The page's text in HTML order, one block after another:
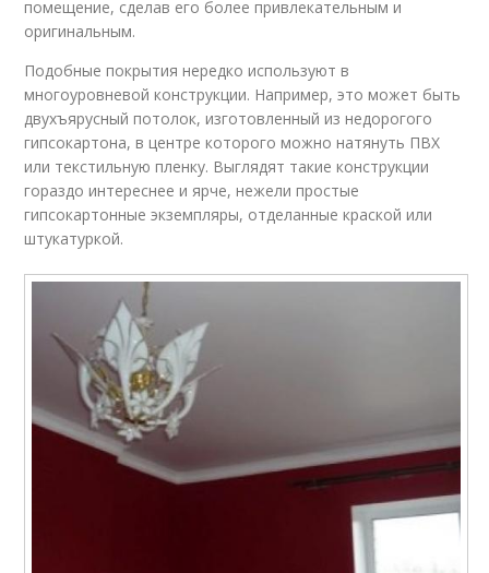
помещение, сделав его более привлекательным и
оригинальным.
Подобные покрытия нередко используют в
многоуровневой конструкции. Например, это может быть
двухъярусный потолок, изготовленный из недорогого
гипсокартона, в центре которого можно натянуть ПВХ
или текстильную пленку. Выглядят такие конструкции
гораздо интереснее и ярче, нежели простые
гипсокартонные экземпляры, отделанные краской или
штукатуркой.